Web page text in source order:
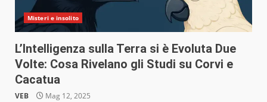
Misteri e insolito
L’Intelligenza sulla Terra si è Evoluta Due
Volte: Cosa Rivelano gli Studi su Corvi e
Cacatua
VEB Mag 12, 2025